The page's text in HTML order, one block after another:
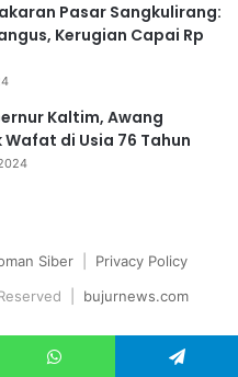
Pasar Sangkulirang:
Kerugian Capai Rp
Kaltim, Awang
Wafat di Usia 76 Tahun
Siber
Privacy Policy
| bujurnews.com